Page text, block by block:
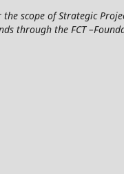
scope of Strategic
through the FCT